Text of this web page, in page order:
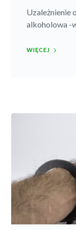
Uzależnienie
alkoholowa -
WIĘCEJ